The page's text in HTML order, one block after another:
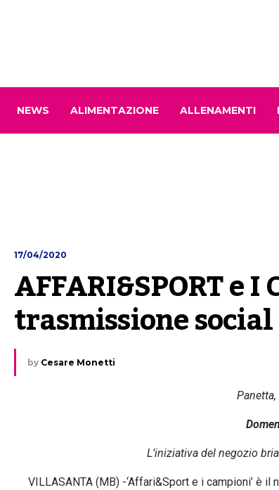
NEWS ALIMENTAZIONE ALLENAMENTI
17/04/2020
AFFARI&SPORT e
trasmissione social
by Cesare Monetti
L’iniziativa del negozio
VILLASANTA (MB) -‘Affari&Sport e i campioni’ è il